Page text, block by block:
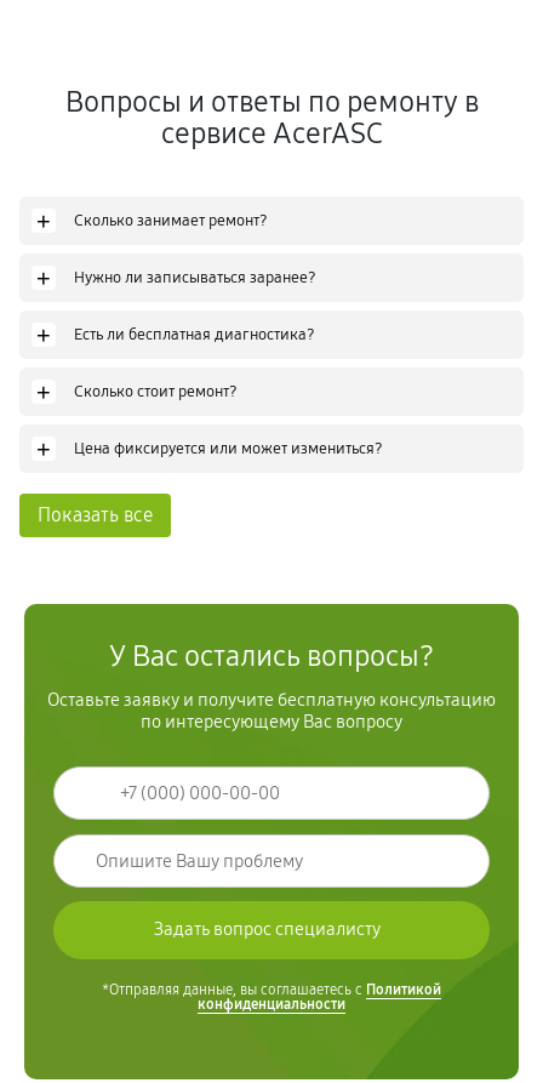
Вопросы и ответы по ремонту в
сервисе AcerASC
+ Сколько занимает ремонт?
+ Нужно ли записываться заранее?
+ Есть ли бесплатная диагностика?
+ Сколько стоит ремонт?
+ Цена фиксируется или может измениться?
Показать все
У Вас остались вопросы?
Оставьте заявку и получите бесплатную консультацию
по интересующему Вас вопросу
*Отправляя данные, вы соглашаетесь с Политикой
конфиденциальности